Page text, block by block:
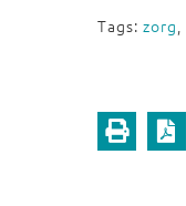
Tags: zorg,